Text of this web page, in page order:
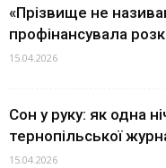
«Прізвище не
профінансувала
15.04.2026
Сон у руку: як одна
тернопільської
15.04.2026